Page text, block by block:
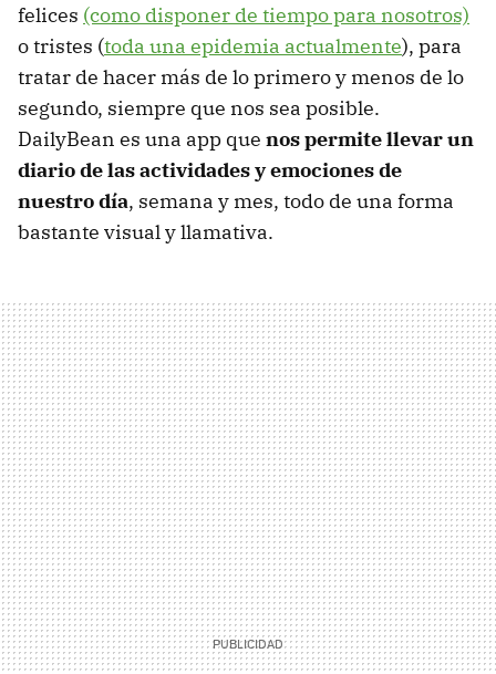
felices (como disponer de tiempo para nosotros)
o tristes (toda una epidemia actualmente), para
tratar de hacer más de lo primero y menos de lo
segundo, siempre que nos sea posible.
DailyBean es una app que nos permite llevar un
diario de las actividades y emociones de
nuestro día, semana y mes, todo de una forma
bastante visual y llamativa.